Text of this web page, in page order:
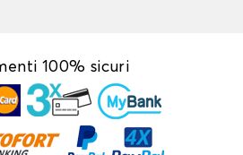
100% sicuri